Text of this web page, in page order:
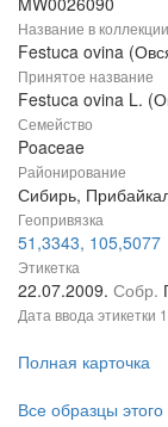
Название в коллекции
Festuca ovina
Принятое название
Festuca ovina L.
Семейство
Poaceae
Районирование
Сибирь,
Геопривязка
51,3343, 105,5077
Этикетка
22.07.2009. Собр.
Дата ввода этикетки
Полная карточка
Все образцы